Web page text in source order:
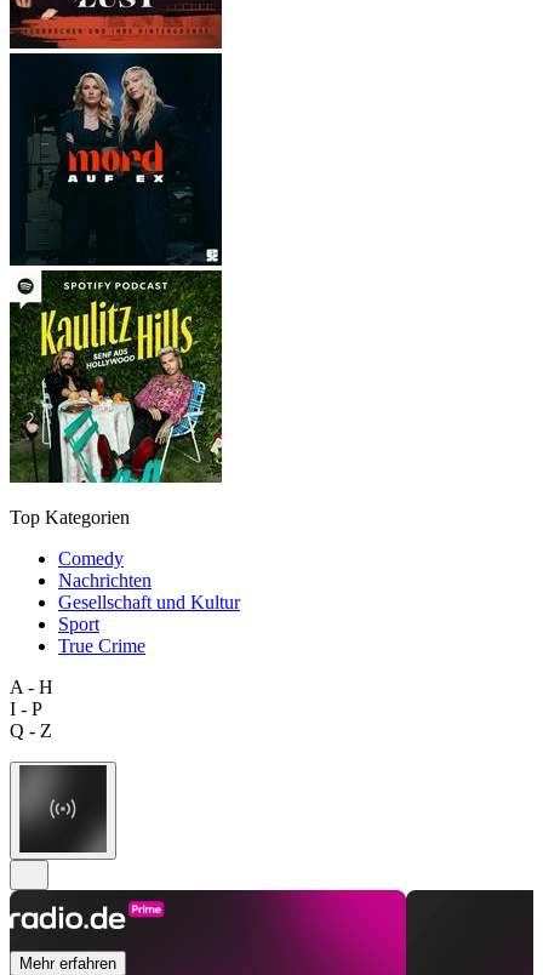
Top Kategorien
Comedy
Nachrichten
Gesellschaft und Kultur
Sport
True Crime
A - H
I - P
Q - Z
Mehr erfahren